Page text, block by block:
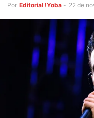
Por Editorial !Yoba - 22 de